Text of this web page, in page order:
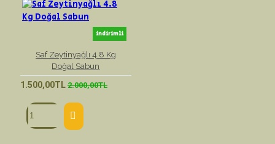
indirimli
Saf Zeytinyağlı 4.8 Kg
Doğal Sabun
1.500,00TL 2.000,00TL